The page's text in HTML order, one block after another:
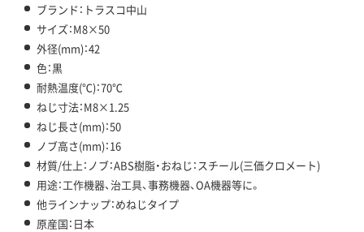
ブランド：トラスコ中山
サイズ：M8×50
外径(mm)：42
色：黒
耐熱温度(℃)：70℃
ねじ寸法：M8×1.25
ねじ長さ(mm)：50
ノブ高さ(mm)：16
材質/仕上：ノブ：ABS樹脂・おねじ：スチール(三価クロメート)
用途：工作機器、治工具、事務機器、OA機器等に。
他ラインナップ：めねじタイプ
原産国：日本